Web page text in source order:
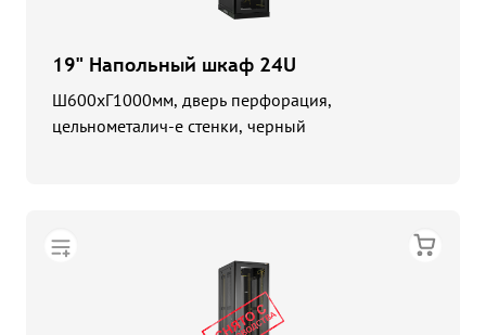
19" Напольный шкаф 24U
Ш600хГ1000мм, дверь перфорация,
цельнометалич-е стенки, черный